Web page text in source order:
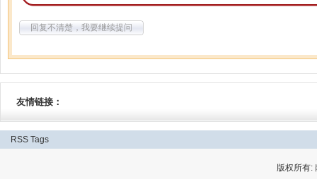
回复不清楚，我要继续提问
友情链接：
RSS Tags
版权所有: